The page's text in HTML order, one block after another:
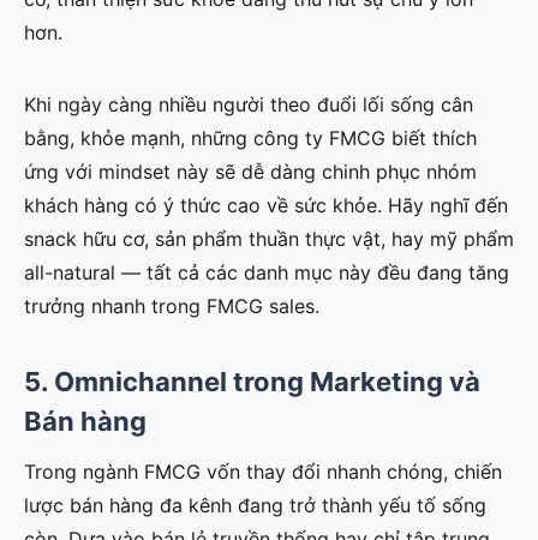
hơn.
Khi ngày càng nhiều người theo đuổi lối sống cân
bằng, khỏe mạnh, những công ty FMCG biết thích
ứng với mindset này sẽ dễ dàng chinh phục nhóm
khách hàng có ý thức cao về sức khỏe. Hãy nghĩ đến
snack hữu cơ, sản phẩm thuần thực vật, hay mỹ phẩm
all-natural — tất cả các danh mục này đều đang tăng
trưởng nhanh trong FMCG sales.
5. Omnichannel trong Marketing và
Bán hàng
Trong ngành FMCG vốn thay đổi nhanh chóng, chiến
lược bán hàng đa kênh đang trở thành yếu tố sống